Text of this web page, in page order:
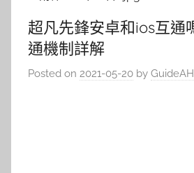
超凡先鋒安卓和ios互通
通機制詳解
Posted on 2021-05-20 by GuideAH